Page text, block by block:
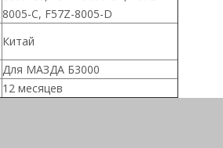
8005-C, F57Z-8005-D
Китай
Для МАЗДА Б3000
12 месяцев